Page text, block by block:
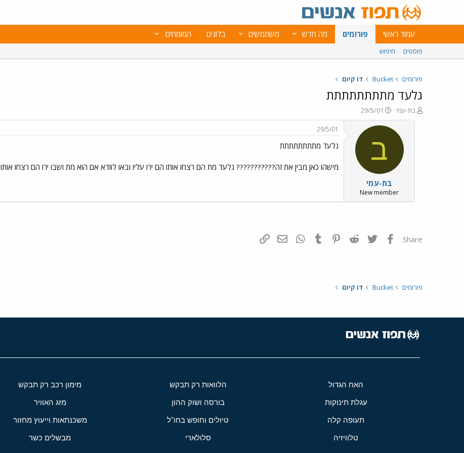
עמוד ראשי פורומים מה חדש משתמשים בלוגים המומחים
פוסטים חיפוש
פורומים Bucket דו קיום
גלעד מתתתתתתתת
פ
ו
בת-עמי
פ
ו
ר
ם
ב
א
ר
י
ך
29/5/01
ב
בת-עמי
New member
29/5/01
גלעד מתתתתתתתת
מישהו כאן מבין את זה??????????? גלעד מת הם רצחו אותו הם ירו עליו ובאו לוודא אם הוא מת ושבו ירו הם רצחו אותו
Share: פייסבוק Twitter
Reddit
Pinterest
Tumblr
WhatsAppדואר אלקטרוני
פורומים Bucket דו קיום
האח הגדול הלוואות רק תבקש מימון רכב רק תבקש
עגלת תינוקות בורסה ושוק ההון מזג האוויר
תעופה קלה טיולים וחופש בחו"ל משכנתאות וייעוץ מחזור
טלוויזיה סלולארי מבשלים כשר